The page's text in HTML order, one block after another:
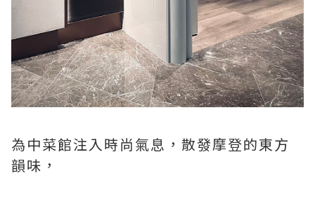
為中菜館注入時尚氣息，散發摩登的東方
韻味，